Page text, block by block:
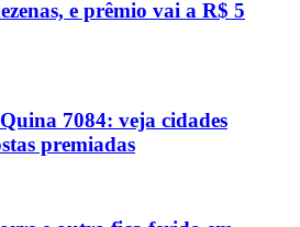
e prêmio vai a R$ 5
7084: veja cidades
premiadas